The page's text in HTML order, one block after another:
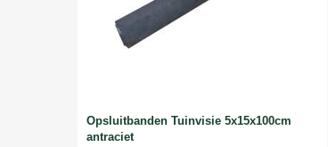
Opsluitbanden Tuinvisie 5x15x100cm
antraciet